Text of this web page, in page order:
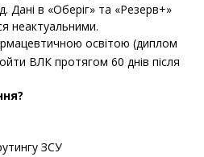
Дані в «Оберіг» та «Резерв+»
неактуальними.
освітою (диплом
ВЛК протягом 60 днів після
ЗСУ